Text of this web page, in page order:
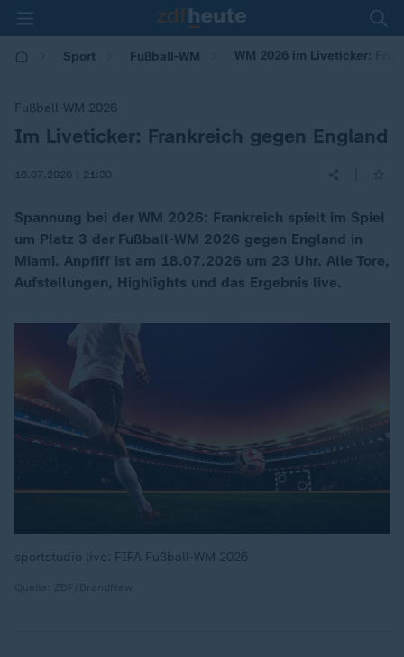
Sport Fußball-WM WM 2026 im Liveticker:
Fußball-WM 2026
:
Im Liveticker: Frankreich gegen England
18.07.2026 | 21:30
Spannung bei der WM 2026: Frankreich spielt im Spiel
um Platz 3 der Fußball-WM 2026 gegen England in
Miami. Anpfiff ist am 18.07.2026 um 23 Uhr. Alle Tore,
Aufstellungen, Highlights und das Ergebnis live.
sportstudio live: FIFA Fußball-WM 2026